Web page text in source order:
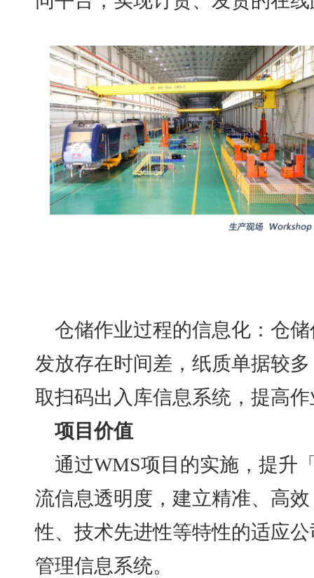
仓储作业过程的信息化：仓
发放存在时间差，纸质单据较
取扫码出入库信息系统，提高
项目价值
通过WMS项目的实施，提升
流信息透明度，建立精准、高
性、技术先进性等特性的适应
管理信息系统。